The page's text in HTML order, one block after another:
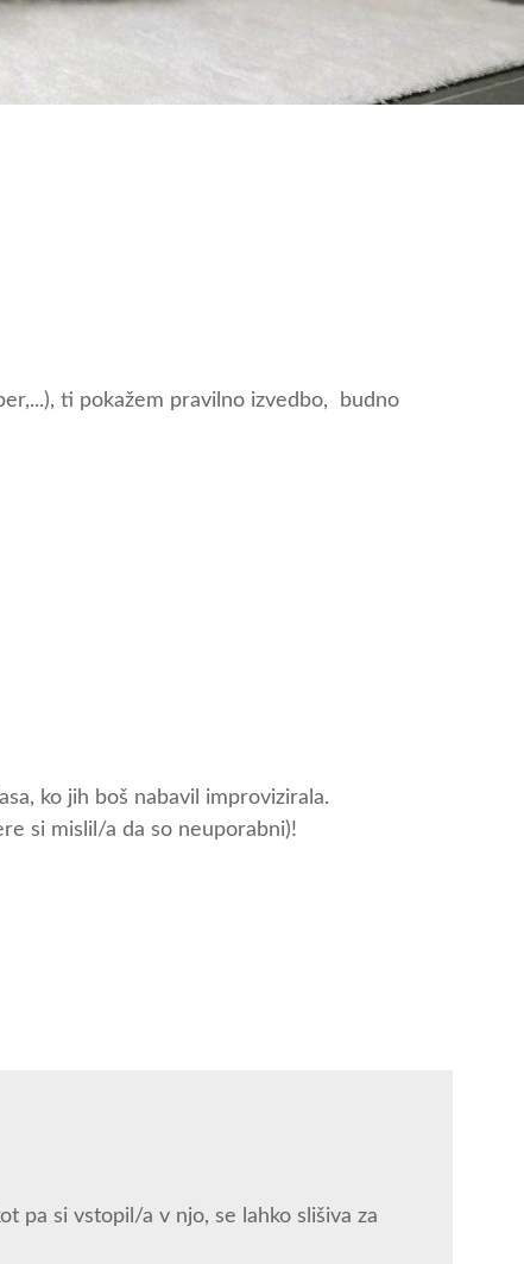
ti pokažem pravilno izvedbo, budno
ko jih boš nabavil improvizirala.
si mislil/a da so neuporabni)!
pa si vstopil/a v njo, se lahko slišiva za